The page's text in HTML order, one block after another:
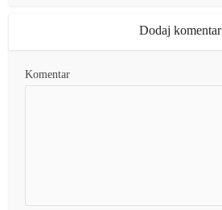
Dodaj komentar
Komentar